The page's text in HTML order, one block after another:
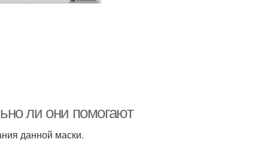
ли они помогают
данной маски.